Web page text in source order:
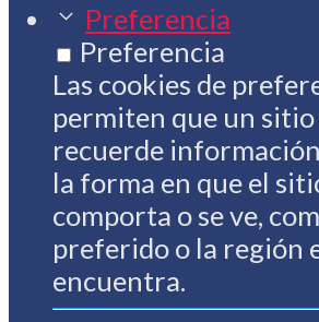
Preferencia
Preferencia
Las cookies de
permiten que un
recuerde
la forma en que el
comporta o se ve,
preferido o la región
encuentra.